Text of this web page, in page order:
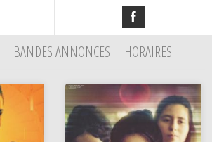
BANDES ANNONCES HORAIRES